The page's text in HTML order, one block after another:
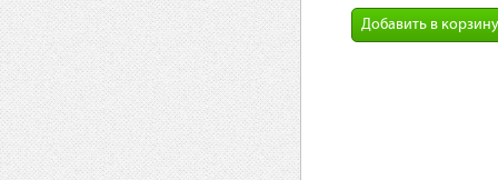
Добавить в корзину